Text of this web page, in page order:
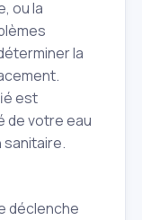
ou la
la
est
de votre eau
déclenche